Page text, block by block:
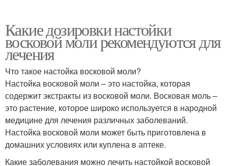
Какие дозировки настойки
восковой моли рекомендуются для
лечения
Что такое настойка восковой моли?
Настойка восковой моли – это настойка, которая
содержит экстракты из восковой моли. Восковая моль –
это растение, которое широко используется в народной
медицине для лечения различных заболеваний.
Настойка восковой моли может быть приготовлена в
домашних условиях или куплена в аптеке.
Какие заболевания можно лечить настойкой восковой